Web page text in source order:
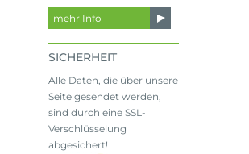
mehr Info
SICHERHEIT
Alle Daten, die über unsere
Seite gesendet werden,
sind durch eine SSL-
Verschlüsselung
abgesichert!